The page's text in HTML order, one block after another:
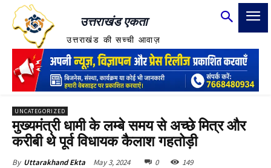
उत्तराखंड एकता
उत्तराखंड की सच्ची आवाज़
UNCATEGORIZED
मुख्यमंत्री धामी के लम्बे समय से अच्छे मित्र और
करीबी थे पूर्व विधायक कैलाश गहतोड़ी
By Uttarakhand Ekta May 3, 2024 0 149